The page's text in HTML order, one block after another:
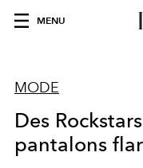
MENU
MODE
Des
pantalons